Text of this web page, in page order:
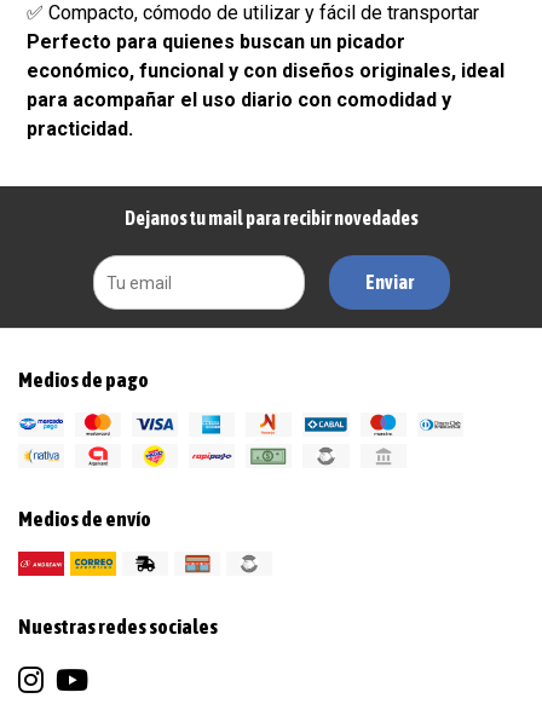
✅ Compacto, cómodo de utilizar y fácil de transportar
Perfecto para quienes buscan un picador
económico, funcional y con diseños originales, ideal
para acompañar el uso diario con comodidad y
practicidad.
Dejanos tu mail para recibir novedades
Enviar
Medios de pago
Medios de envío
Nuestras redes sociales